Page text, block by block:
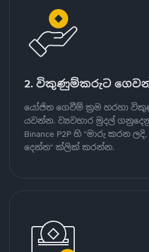
2. විකුණුම්කරුට
යෝජිත ගෙවීම් ක්‍රම හරහා
යවන්න. ව්‍යවහාර මුදල්
Binance P2P හි "මාරු කරන
දෙන්න" ක්ලික් කරන්න.